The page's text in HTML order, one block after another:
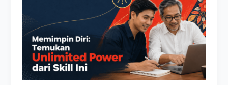
Unlimited
Power
dari
Skill